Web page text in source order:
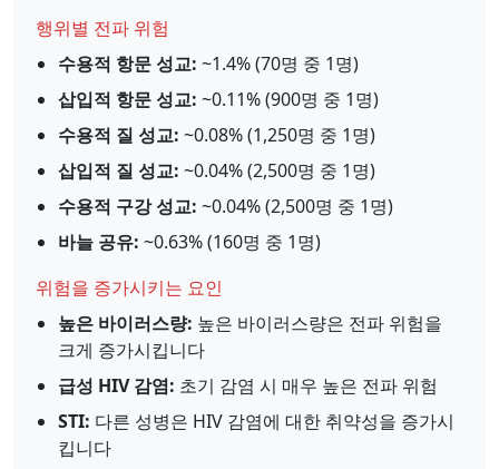
행위별 전파 위험
수용적 항문 성교: ~1.4% (70명 중 1명)
삽입적 항문 성교: ~0.11% (900명 중 1명)
수용적 질 성교: ~0.08% (1,250명 중 1명)
삽입적 질 성교: ~0.04% (2,500명 중 1명)
수용적 구강 성교: ~0.04% (2,500명 중 1명)
바늘 공유: ~0.63% (160명 중 1명)
위험을 증가시키는 요인
높은 바이러스량: 높은 바이러스량은 전파 위험을
크게 증가시킵니다
급성 HIV 감염: 초기 감염 시 매우 높은 전파 위험
STI: 다른 성병은 HIV 감염에 대한 취약성을 증가시
킵니다